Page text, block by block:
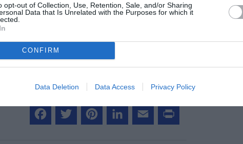
opt-out of Collection, Use, Retention, Sale, and/or Sharing
Data that Is Unrelated with the Purposes for which it
CONFIRM
Data Deletion Data Access Privacy Policy
nous, faites un don !
SOUTENIR